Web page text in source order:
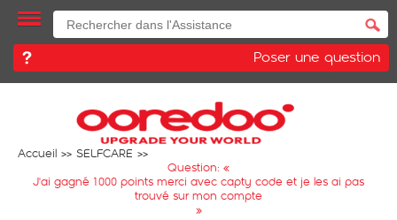
Poser une question
Accueil
SELFCARE
Question: «
J'ai gagné 1000 points merci avec capty code et je les ai pas
trouvé sur mon compte
»